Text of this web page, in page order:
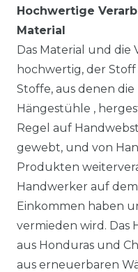
Hochwertige
Material
Das Material und die
hochwertig, der Stoff
Stoffe, aus denen
Hängestühle ,
Regel auf
gewebt, und von
Produkten
Handwerker auf
Einkommen haben
vermieden wird. Das
aus Honduras und
aus erneuerbaren